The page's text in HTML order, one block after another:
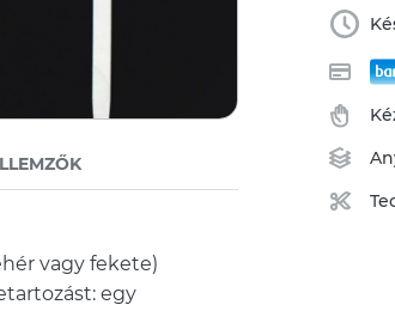
vagy fekete)
egy